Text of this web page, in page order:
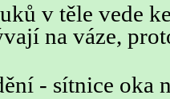
v těle vede
na váze,
- sítnice oka